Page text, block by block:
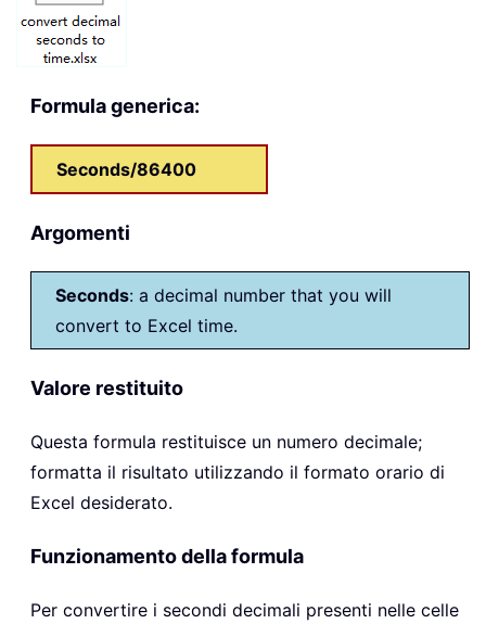
Formula generica:
Seconds/86400
Argomenti
Seconds: a decimal number that you will
convert to Excel time.
Valore restituito
Questa formula restituisce un numero decimale;
formatta il risultato utilizzando il formato orario di
Excel desiderato.
Funzionamento della formula
Per convertire i secondi decimali presenti nelle celle